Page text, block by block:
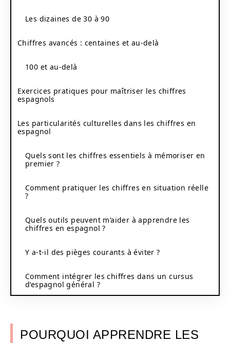
Les dizaines de 30 à 90
Chiffres avancés : centaines et au-delà
100 et au-delà
Exercices pratiques pour maîtriser les chiffres
espagnols
Les particularités culturelles dans les chiffres en
espagnol
Quels sont les chiffres essentiels à mémoriser en
premier ?
Comment pratiquer les chiffres en situation réelle
?
Quels outils peuvent m’aider à apprendre les
chiffres en espagnol ?
Y a-t-il des pièges courants à éviter ?
Comment intégrer les chiffres dans un cursus
d’espagnol général ?
POURQUOI APPRENDRE LES